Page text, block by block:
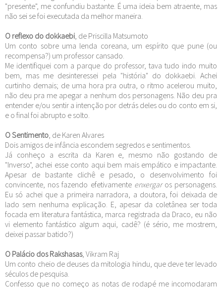
"presente", me confundiu bastante. É uma ideia bem atraente, mas
não sei se foi executada da melhor maneira.
O reflexo do dokkaebi , de Priscilla Matsumoto
Um conto sobre uma lenda coreana, um espírito que pune (ou
recompensa?) um professor cansado.
Me identifiquei com a parque do professor, tava tudo indo muito
bem, mas me desinteressei pela "história" do dokkaebi. Achei
curtinho demais; de uma hora pra outra, o ritmo acelerou muito,
não deu pra me apegar a nenhum dos personagens. Não deu pra
entender e/ou sentir a intenção por detrás deles ou do conto em si,
e o final foi abrupto e solto.
O Sentimento , de Karen Alvares
Dois amigos de infância escondem segredos e sentimentos.
Já conheço a escrita da Karen e, mesmo não gostando de
"Inverso", achei esse conto aqui bem mais empático e impactante.
Apesar de bastante clichê e pesado, o desenvolvimento foi
convincente, nos fazendo efetivamente enxergaros personagens.
Eu só achei que a primeira narradora, a doutora, foi deixada de
lado sem nenhuma explicação. E, apesar da coletânea ser toda
focada em literatura fantástica, marca registrada da Draco, eu não
vi elemento fantástico algum aqui, cadê? (é sério, me mostrem,
deixei passar batido?)
O Palácio dos Rakshasas, Vikram Raj
Um conto cheio de deuses da mitologia hindu, que deve ter levado
séculos de pesquisa.
Confesso que no começo as notas de rodapé me incomodaram